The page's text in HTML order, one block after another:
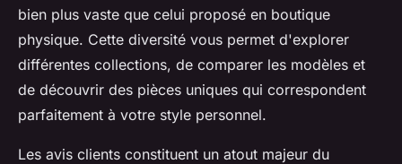
bien plus vaste que celui proposé en boutique
physique. Cette diversité vous permet d'explorer
différentes collections, de comparer les modèles et
de découvrir des pièces uniques qui correspondent
parfaitement à votre style personnel.
Les avis clients constituent un atout majeur du